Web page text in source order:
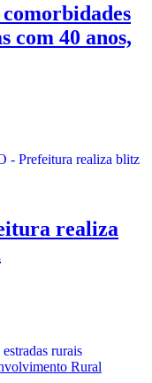
com 40 anos,
realiza
Rural